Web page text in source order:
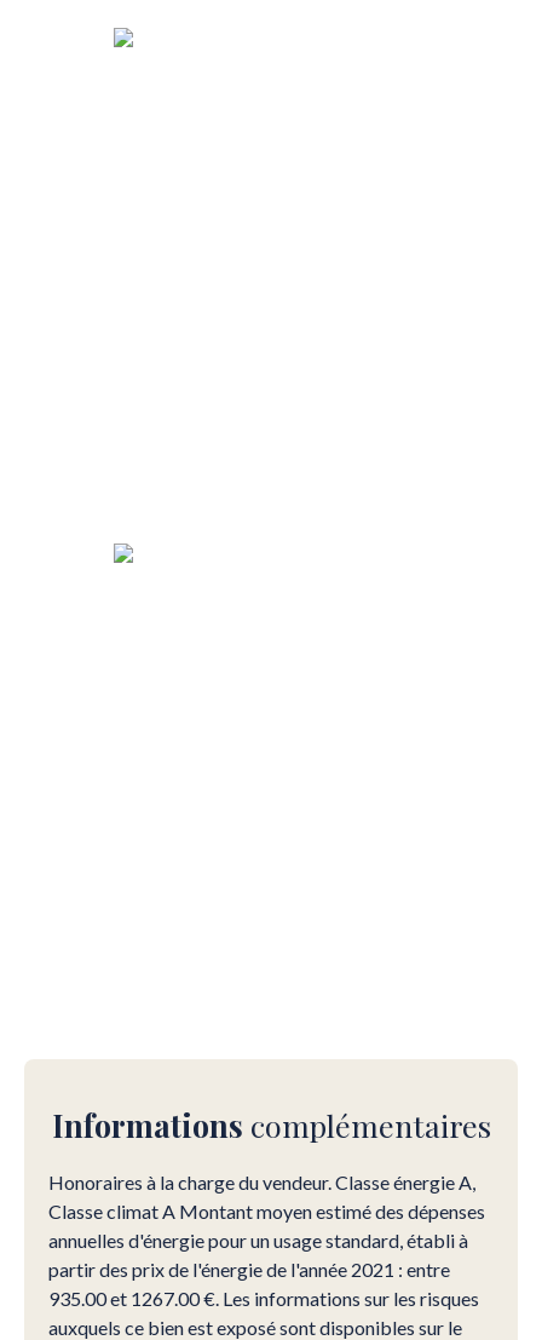
Informations complémentaires
Honoraires à la charge du vendeur. Classe énergie A,
Classe climat A Montant moyen estimé des dépenses
annuelles d'énergie pour un usage standard, établi à
partir des prix de l'énergie de l'année 2021 : entre
935.00 et 1267.00 €. Les informations sur les risques
auxquels ce bien est exposé sont disponibles sur le